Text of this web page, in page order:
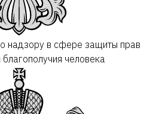
надзору в сфере защиты прав
человека